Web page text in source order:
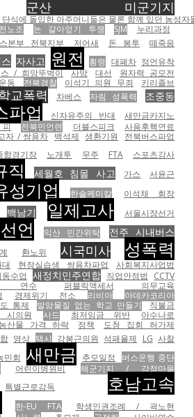
군산 미군기지
단식에 돌입한 아주머니들은 물론 함께 있던 농
노조 논 갈아엎기 투쟁 SJM 누리과정
본부 전북지부 저어새 돈 봉투
떼죽음
자사고 원전 횡령 대폐차 정언유착
스 / 희망뚜벅이 사망 대선
원자력 공모전
동 전북경찰 이석기 의원 무죄 키리졸브
교폭력 차베스 자림 성폭력 조중동
파업 신자유주의 반대
새만금카지노
전북민언련 더블스피크
사용후핵연료
자 / 쌍용차 백석제 생환기원 전북버스파업
합경기장 노개투 무주 FTA
스포츠강사
직 세월호 침몰 사고 가스
서윤근
성기업 한솔케미칼
이석채 회장
백남기 일제고사
서울시장선거
언 익산 민간위탁 전주 시내버스
환노위 시국미사 성폭력
현장실습생 쌍용차파업
사회복지사업법
수업 새정치민주연합 직업안정법
CCTV
연수 퍼블릭액세서
의무교육
경제위기 전소 리비아
아데카코리아
통제 발암물질 없는 학교 만들기
직불금
시의원 사드 최저임금 위반
아수나로
농산물 가격 하락 정책 도청 집회 허가제
영상 택시 강봉근의원 석패율제 LG 사찰
민회 새만금 추모일정
버스운행 중단
어린이병원비 해군기지 / 강정마을
특별근로감독
호남고속
한-EU FTA
학생인권조례 / 곽노현